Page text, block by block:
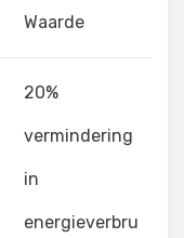
Waarde
20%
vermindering
in
energieverbru